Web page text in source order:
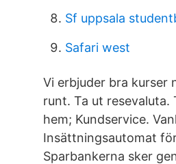
Sf uppsala
Safari west
Vi erbjuder bra kurser
runt. Ta ut resevaluta.
hem; Kundservice.
Insättningsautomat
Sparbankerna sker